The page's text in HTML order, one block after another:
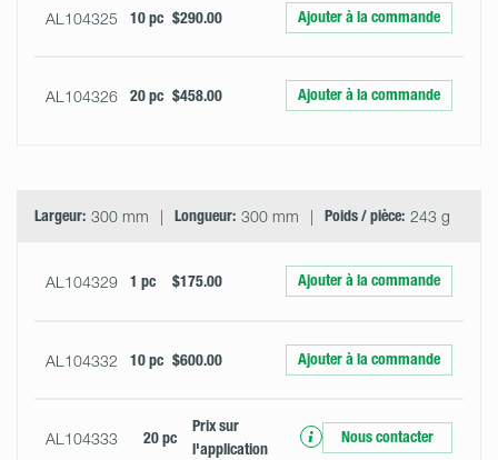
AL104325 10 pc $290.00 Ajouter à la commande
AL104326 20 pc $458.00 Ajouter à la commande
Largeur: 300 mm Longueur: 300 mm Poids / pièce: 243 g
AL104329 1 pc $175.00 Ajouter à la commande
AL104332 10 pc $600.00 Ajouter à la commande
AL104333 20 pc
Prix ​​sur
l'application
Nous contacter